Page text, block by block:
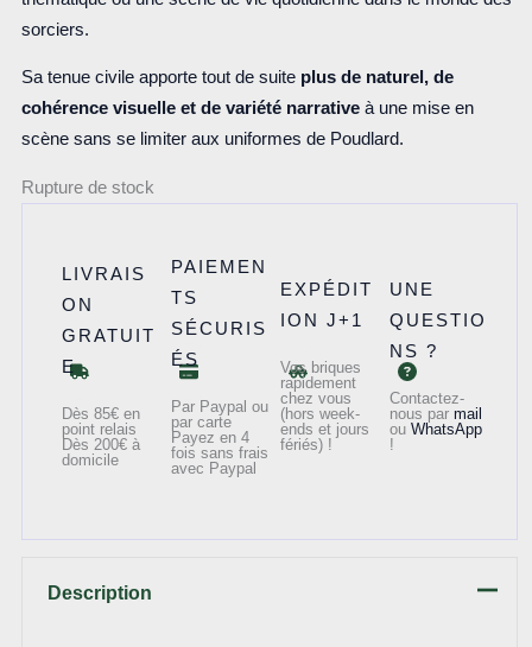
sorciers.
Sa tenue civile apporte tout de suite plus de naturel, de
cohérence visuelle et de variété narrativeà une mise en
scène sans se limiter aux uniformes de Poudlard.
Rupture de stock
LIVRAIS
ON
GRATUIT
E
Dès 85€ en
point relais
Dès 200€ à
domicile
PAIEMEN
TS
SÉCURIS
ÉS
Par Paypal ou
par carte
Payez en 4
fois sans frais
avec Paypal
EXPÉDIT
ION J+1
Vos briques
rapidement
chez vous
(hors week-
ends et jours
fériés) !
UNE
QUESTIO
NS ?
Contactez-
nous par mail
ou WhatsApp
!
Description